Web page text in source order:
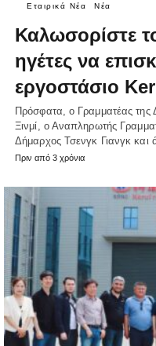
Εταιρικά Νέα Νέα
Καλωσορίστε
ηγέτες να
εργοστάσιο
Πρόσφατα, ο Γραμματέας της
Ξινμί, ο Αναπληρωτής
Δήμαρχος Τσενγκ Γιανγκ και
Πριν από 3 χρόνια